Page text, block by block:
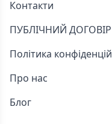
Контакти
ПУБЛІЧНИЙ
Політика
Про нас
Блог